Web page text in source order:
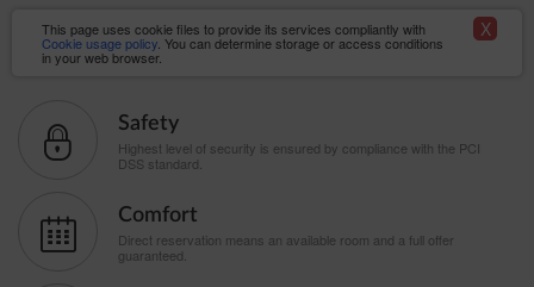
This page uses cookie files to provide its services compliantly with
Cookie usage policy . You can determine storage or access conditions
in your web browser.
X
Safety
Highest level of security is ensured by compliance with the PCI
DSS standard.
Comfort
Direct reservation means an available room and a full offer
guaranteed.